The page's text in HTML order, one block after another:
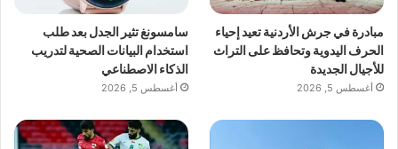
مبادرة في جرش الأردنية تعيد إحياء
الحرف اليدوية وتحافظ على التراث
للأجيال الجديدة
أغسطس 5, 2026
سامسونغ تثير الجدل بعد طلب
استخدام البيانات الصحية لتدريب
الذكاء الاصطناعي
أغسطس 5, 2026